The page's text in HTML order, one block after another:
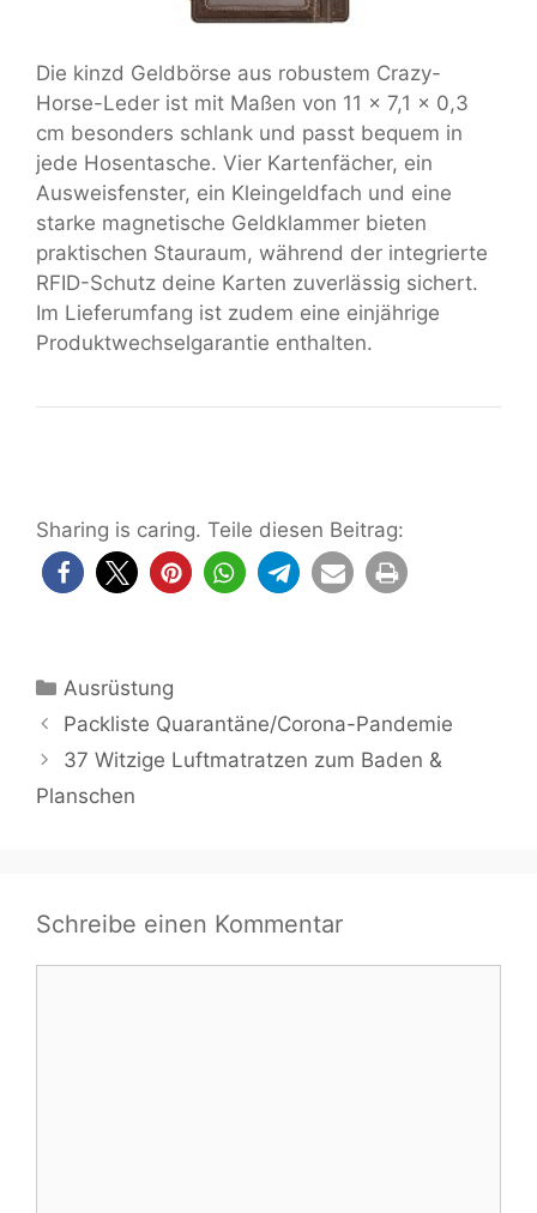
Die kinzd Geldbörse aus robustem Crazy-
Horse-Leder ist mit Maßen von 11 x 7,1 x 0,3
cm besonders schlank und passt bequem in
jede Hosentasche. Vier Kartenfächer, ein
Ausweisfenster, ein Kleingeldfach und eine
starke magnetische Geldklammer bieten
praktischen Stauraum, während der integrierte
RFID-Schutz deine Karten zuverlässig sichert.
Im Lieferumfang ist zudem eine einjährige
Produktwechselgarantie enthalten.
Sharing is caring. Teile diesen Beitrag:
Kategorien
Ausrüstung
Packliste Quarantäne/Corona-Pandemie
37 Witzige Luftmatratzen zum Baden &
Planschen
Schreibe einen Kommentar